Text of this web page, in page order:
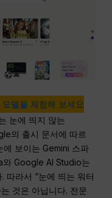
델을 체험해 보세요
눈에 띄지 않는
의 출시 문서에 따르
보이는 Gemini 스파
와 Google AI Studio는
따라서 “눈에 띄는 워터
것은 아닙니다. 전문